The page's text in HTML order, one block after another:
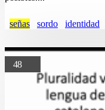
señas sordo identidad
48